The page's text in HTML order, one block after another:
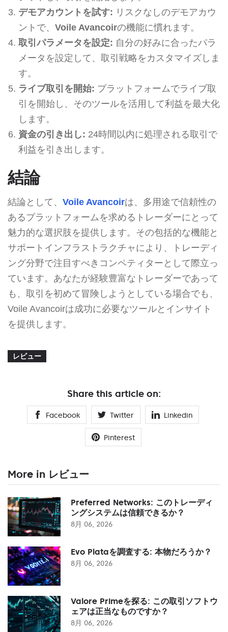
デモアカウントを試す: リスクなしのデモアカウ
ントで、 Voile Avancoirの機能に慣れます。
取引パラメータを設定: 自分の好みに合ったパラ
メータを設定して、取引戦略をカスタマイズしま
す。
ライブ取引を開始: プラットフォームでライブ取
引を開始し、そのツールを活用して利益を最大化
します。
資金の引き出し: 24時間以内に処理される取引で
利益を引き出します。
結論
結論として、 Voile Avancoirは、多用途で信頼性の
あるプラットフォームを求めるトレーダーにとって
魅力的な選択肢を提供します。その包括的な機能と
サポートインフラストラクチャにより、トレーディ
ング分野で注目すべきコンペティターとして際立っ
ています。あなたが経験豊富なトレーダーであって
も、取引を初めて冒険しようとしている場合でも、
Voile Avancoirは成功に必要なツールとインサイト
を提供します。
レビュー
Share this article on:
Facebook Twitter Linkedin
Pinterest
More in レビュー
Preferred Networks: このトレーディ
ングシステムは信頼できるか？
8月 06, 2026
Evo Plataを調査する: 本物だろうか？
8月 06, 2026
Valore Primeを探る: この取引ソフトウ
ェアは正当なものですか？
8月 06, 2026